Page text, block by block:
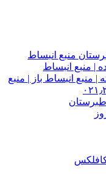
منبع انبساط
| منبع انبساط
| منبع انبساط باز | منبع
طبرستان